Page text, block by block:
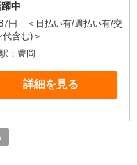
中
円 ＜日払い有/週払い有/交
含む)＞
：豊岡
詳細を見る
マンションでのサポート職